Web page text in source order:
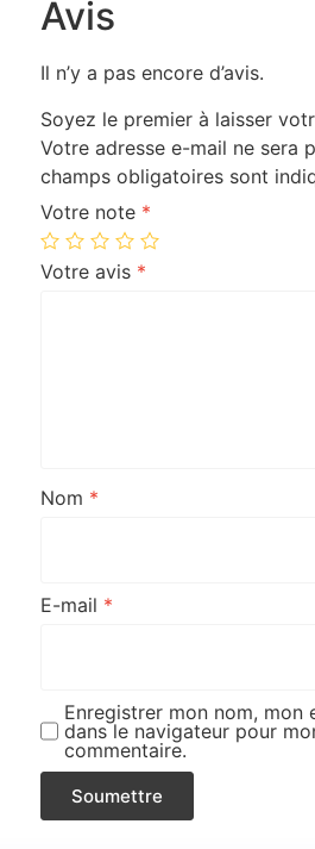
Avis
Il n’y a pas encore d’avis.
Soyez le premier à laisser
Votre adresse e-mail ne sera
champs obligatoires sont
Votre note *
Votre avis *
Nom *
E-mail *
Enregistrer mon nom, mon
dans le navigateur pour
commentaire.